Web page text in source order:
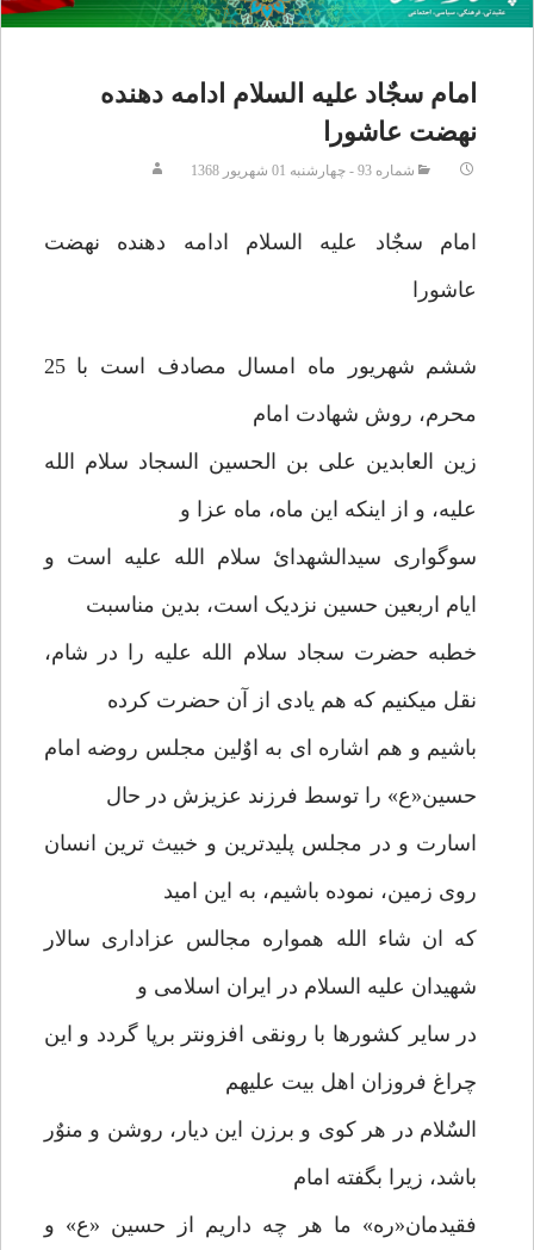
امام سجٌاد علیه السلام ادامه دهنده
نهضت عاشورا
شماره 93 - چهارشنبه 01 شهريور 1368
امام سجٌاد علیه السلام ادامه دهنده نهضت
عاشورا
ششم شهریور ماه امسال مصادف است با 25
محرم، روش شهادت امام
زین العابدین علی بن الحسین السجاد سلام الله
علیه، و از اینکه این ماه، ماه عزا و
سوگواری سیدالشهدائ سلام الله علیه است و
ایام اربعین حسین نزدیک است، بدین مناسبت
خطبه حضرت سجاد سلام الله علیه را در شام،
نقل میکنیم که هم یادی از آن حضرت کرده
باشیم و هم اشاره ای به اوٌلین مجلس روضه امام
حسین«ع» را توسط فرزند عزیزش در حال
اسارت و در مجلس پلیدترین و خبیث ترین انسان
روی زمین، نموده باشیم، به این امید
که ان شاء الله همواره مجالس عزاداری سالار
شهیدان علیه السلام در ایران اسلامی و
در سایر کشورها با رونقی افزونتر برپا گردد و این
چراغ فروزان اهل بیت علیهم
السٌلام در هر کوی و برزن این دیار، روشن و منوٌر
باشد، زیرا بگفته امام
فقیدمان«ره» ما هر چه داریم از حسین «ع» و